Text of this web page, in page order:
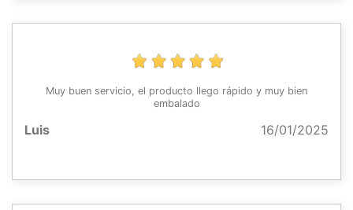
Muy buen servicio, el producto llego rápido y muy bien
embalado
Luis 16/01/2025